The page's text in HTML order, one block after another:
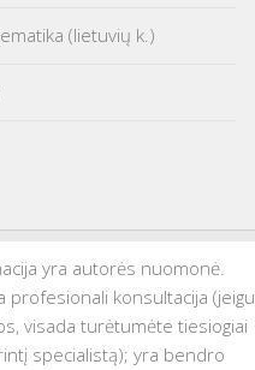
(lietuvių k.)
yra autorės nuomonė.
profesionali konsultacija (jeigu
visada turėtumėte tiesiogiai
specialistą); yra bendro